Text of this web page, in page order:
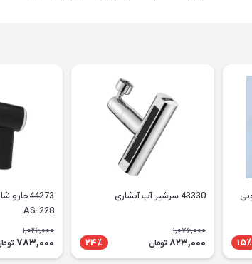
15٪
43330 سرشیر آب آبشاری
1,076,000
823,000 تومان 24٪
AS-228
1,026,000
783,000